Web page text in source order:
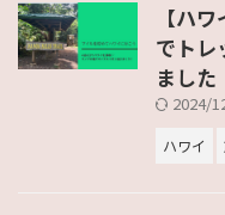
【ハ
でトレ
ました
2024/
ハワイ